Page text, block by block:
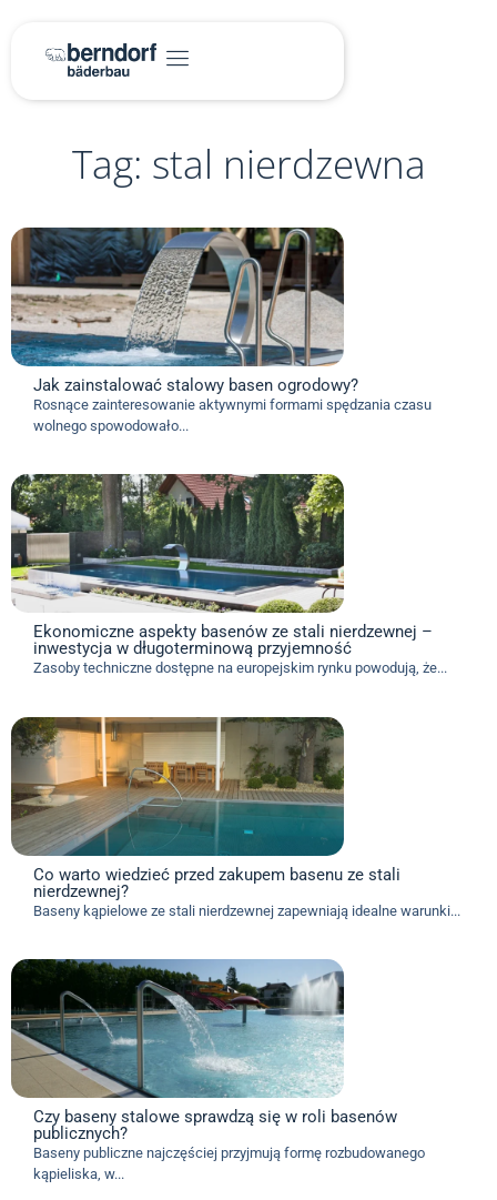
Tag: stal nierdzewna
Jak zainstalować stalowy basen ogrodowy?
Rosnące zainteresowanie aktywnymi formami spędzania czasu
wolnego spowodowało...
Ekonomiczne aspekty basenów ze stali nierdzewnej –
inwestycja w długoterminową przyjemność
Zasoby techniczne dostępne na europejskim rynku powodują, że...
Co warto wiedzieć przed zakupem basenu ze stali
nierdzewnej?
Baseny kąpielowe ze stali nierdzewnej zapewniają idealne warunki...
Czy baseny stalowe sprawdzą się w roli basenów
publicznych?
Baseny publiczne najczęściej przyjmują formę rozbudowanego
kąpieliska, w...